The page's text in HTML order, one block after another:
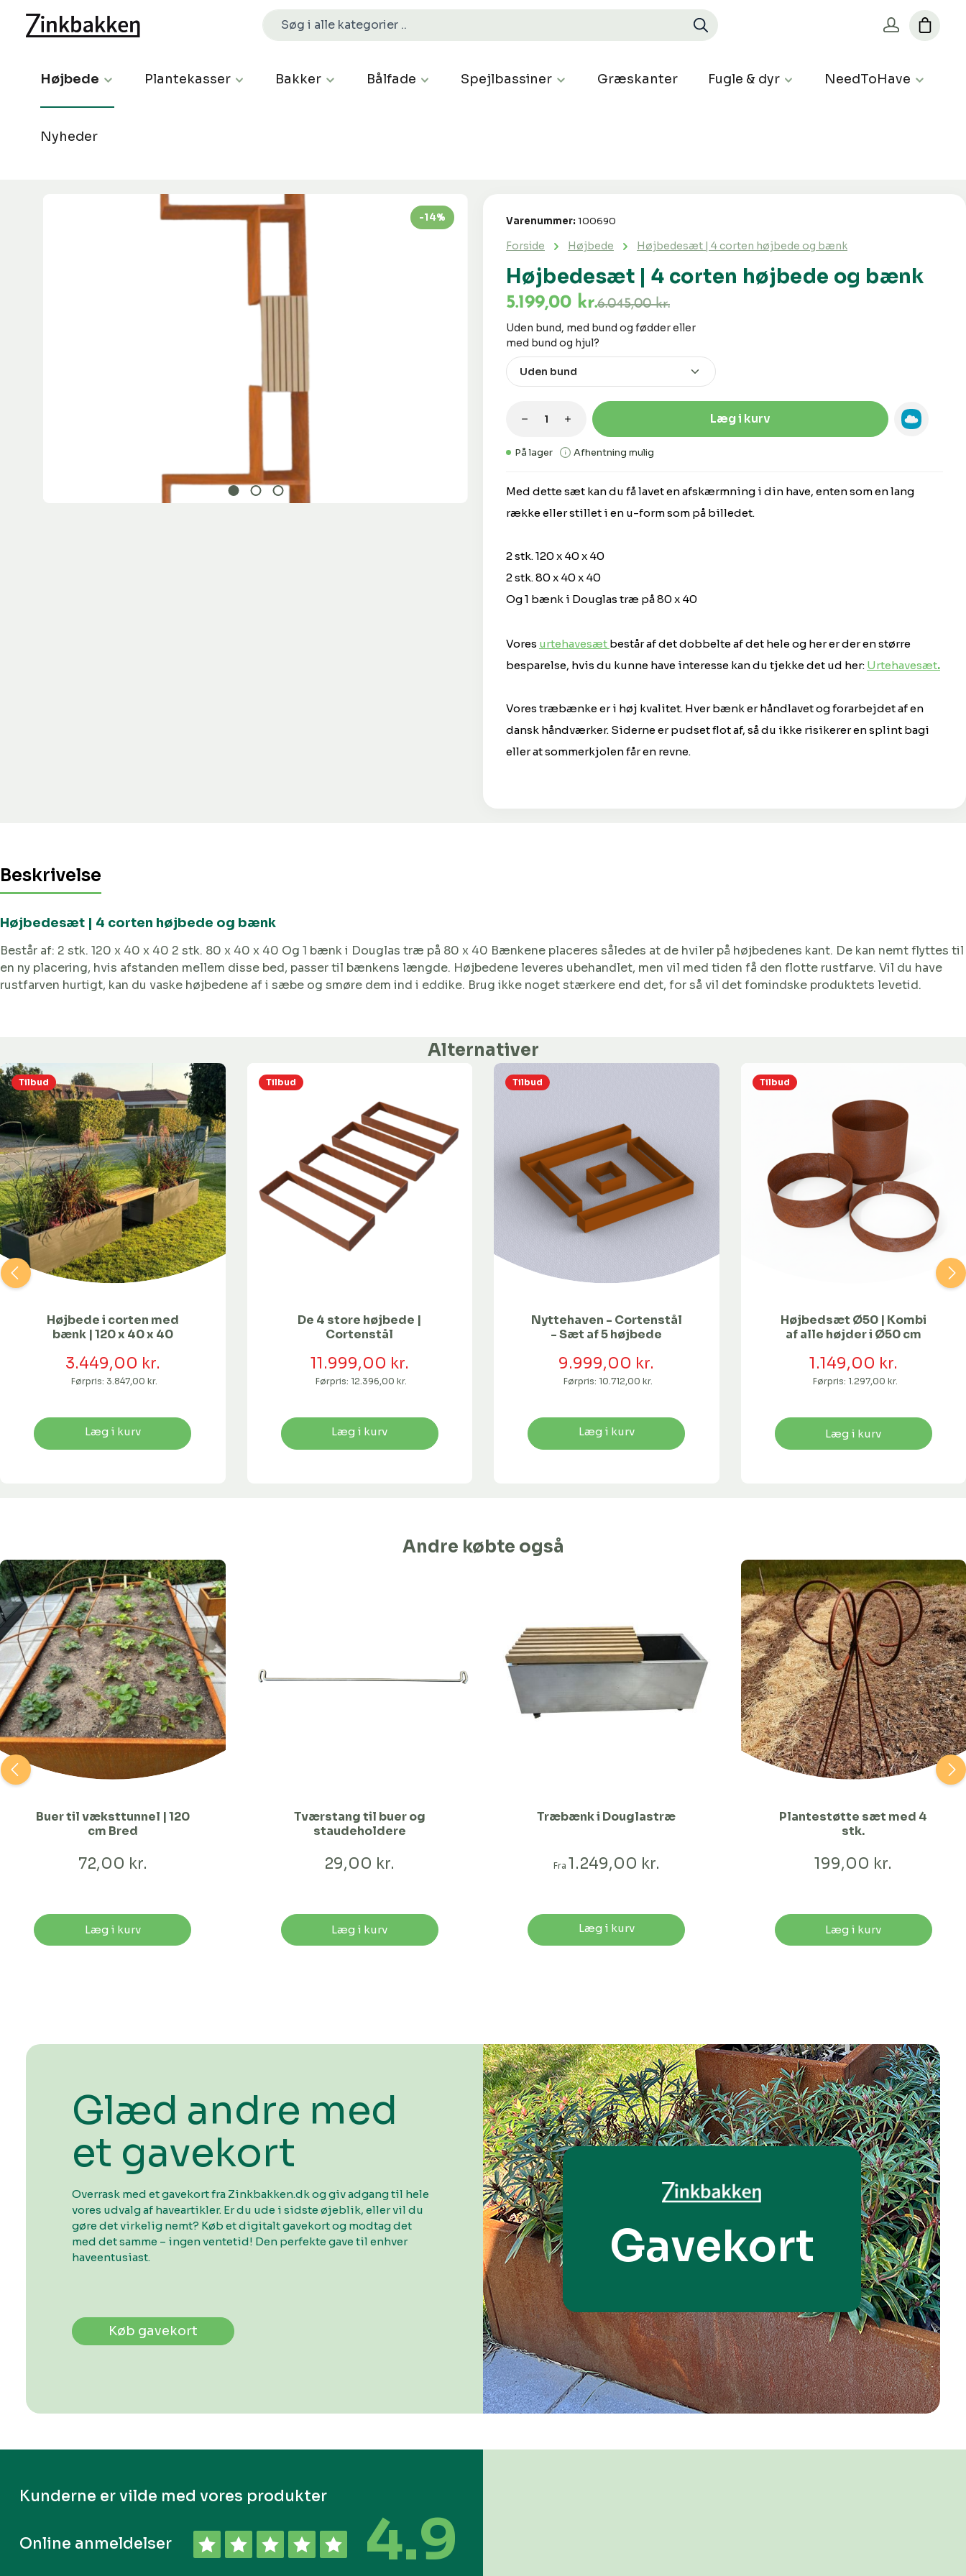
Højbede Plantekasser Bakker Bålfade Spejlbassiner Græskanter Fugle & dyr NeedToHave
Nyheder
-14%
Højbedesæt | 4 corten højbede og bænk
Forside Højbede Højbedesæt | 4 corten højbede og bænk
Varenummer: 100690
Med dette sæt kan du få lavet en afskærmning i din have, enten som en lang
række eller stillet i en u-form som på billedet.
2 stk. 120 x 40 x 40
2 stk. 80 x 40 x 40
Og 1 bænk i Douglas træ på 80 x 40
Vores urtehavesæt består af det dobbelte af det hele og her er der en større
besparelse, hvis du kunne have interesse kan du tjekke det ud her: Urtehavesæt.
Vores træbænke er i høj kvalitet. Hver bænk er håndlavet og forarbejdet af en
dansk håndværker. Siderne er pudset flot af, så du ikke risikerer en splint bagi
eller at sommerkjolen får en revne.
5.199,00 kr.6.045,00 kr.
På lager Afhentning mulig
Vælg
Uden bund, med bund og fødder eller
med bund og hjul?
Produktmængde: Indtast den ønskede mængde,
Læg i kurv
Beskrivelse
Højbedesæt | 4 corten højbede og bænk
Består af: 2 stk. 120 x 40 x 40 2 stk. 80 x 40 x 40 Og 1 bænk i Douglas træ på 80 x 40 Bænkene placeres således at de hviler på højbedenes kant. De kan nemt flyttes til
en ny placering, hvis afstanden mellem disse bed, passer til bænkens længde. Højbedene leveres ubehandlet, men vil med tiden få den flotte rustfarve. Vil du have
rustfarven hurtigt, kan du vaske højbedene af i sæbe og smøre dem ind i eddike. Brug ikke noget stærkere end det, for så vil det fomindske produktets levetid.
Alternativer
Tilbud
Højbede i corten med
bænk | 120 x 40 x 40
3.449,00 kr.
Førpris: 3.847,00 kr.
Læg i kurv
Tilbud
De 4 store højbede |
Cortenstål
11.999,00 kr.
Førpris: 12.396,00 kr.
Læg i kurv
Tilbud
Nyttehaven - Cortenstål
- Sæt af 5 højbede
9.999,00 kr.
Førpris: 10.712,00 kr.
Læg i kurv
Tilbud
Højbedsæt Ø50 | Kombi
af alle højder i Ø50 cm
1.149,00 kr.
Førpris: 1.297,00 kr.
Læg i kurv
Andre købte også
Buer til væksttunnel | 120
cm Bred
72,00 kr.
Læg i kurv
Tværstang til buer og
staudeholdere
29,00 kr.
Læg i kurv
Træbænk i Douglastræ
Fra 1.249,00 kr.
Læg i kurv
Plantestøtte sæt med 4
stk.
199,00 kr.
Læg i kurv
Glæd andre med
et gavekort
Overrask med et gavekort fra Zinkbakken.dk og giv adgang til hele
vores udvalg af haveartikler. Er du ude i sidste øjeblik, eller vil du
gøre det virkelig nemt? Køb et digitalt gavekort og modtag det
med det samme – ingen ventetid! Den perfekte gave til enhver
haveentusiast.
Køb gavekort
Gavekort
Kunderne er vilde med vores produkter
Online anmeldelser 4.9